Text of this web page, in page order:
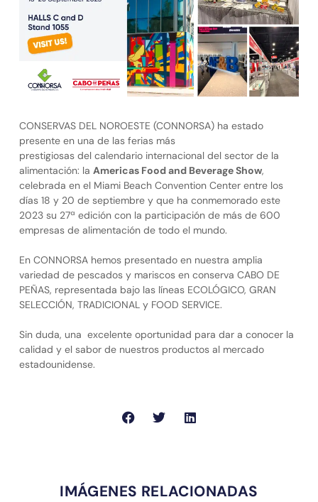
CONSERVAS DEL NOROESTE (CONNORSA) ha estado
presente en una de las ferias más
prestigiosas del calendario internacional del sector de la
alimentación: la Americas Food and Beverage Show,
celebrada en el Miami Beach Convention Center entre los
días 18 y 20 de septiembre y que ha conmemorado este
2023 su 27ª edición con la participación de más de 600
empresas de alimentación de todo el mundo.
En CONNORSA hemos presentado en nuestra amplia
variedad de pescados y mariscos en conserva CABO DE
PEÑAS, representada bajo las líneas ECOLÓGICO, GRAN
SELECCIÓN, TRADICIONAL y FOOD SERVICE.
Sin duda, una excelente oportunidad para dar a conocer la
calidad y el sabor de nuestros productos al mercado
estadounidense.
IMÁGENES RELACIONADAS